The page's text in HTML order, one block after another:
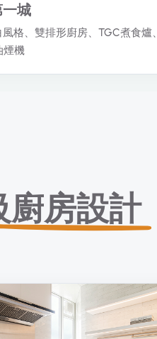
城
格、雙排形廚房、TGC煮食爐、
煙機
廚房設計